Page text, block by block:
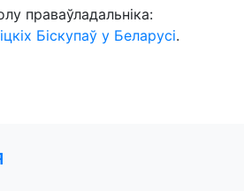
праваўладальніка:
Біскупаў у Беларусі.